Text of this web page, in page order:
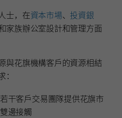
士，在資本市場、 投資銀
家族辦公室設計和管理方面
與花旗機構客戶的資源相結
干客戶交易團隊提供花旗市
邊接觸